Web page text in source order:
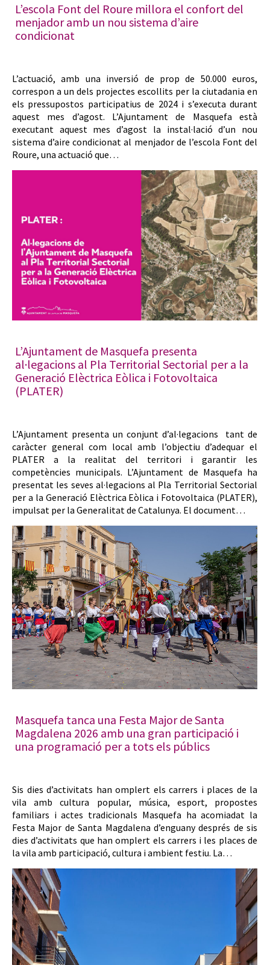
L’escola Font del Roure millora el confort del
menjador amb un nou sistema d’aire
condicionat
L’actuació, amb una inversió de prop de 50.000 euros,
correspon a un dels projectes escollits per la ciutadania en
els pressupostos participatius de 2024 i s’executa durant
aquest mes d’agost. L’Ajuntament de Masquefa està
executant aquest mes d’agost la instal·lació d’un nou
sistema d’aire condicionat al menjador de l’escola Font del
Roure, una actuació que…
L’Ajuntament de Masquefa presenta
al·legacions al Pla Territorial Sectorial per a la
Generació Elèctrica Eòlica i Fotovoltaica
(PLATER)
L’Ajuntament presenta un conjunt d’al·legacions tant de
caràcter general com local amb l’objectiu d’adequar el
PLATER a la realitat del territori i garantir les
competències municipals. L’Ajuntament de Masquefa ha
presentat les seves al·legacions al Pla Territorial Sectorial
per a la Generació Elèctrica Eòlica i Fotovoltaica (PLATER),
impulsat per la Generalitat de Catalunya. El document…
Masquefa tanca una Festa Major de Santa
Magdalena 2026 amb una gran participació i
una programació per a tots els públics
Sis dies d’activitats han omplert els carrers i places de la
vila amb cultura popular, música, esport, propostes
familiars i actes tradicionals Masquefa ha acomiadat la
Festa Major de Santa Magdalena d’enguany després de sis
dies d’activitats que han omplert els carrers i les places de
la vila amb participació, cultura i ambient festiu. La…